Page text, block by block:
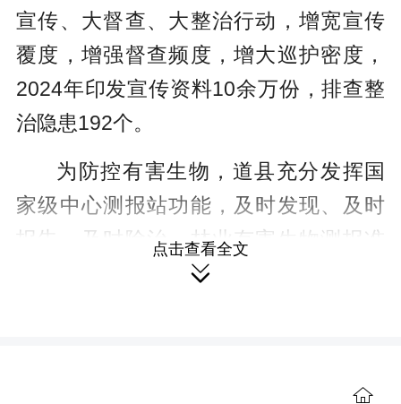
宣传、大督查、大整治行动，增宽宣传
覆度，增强督查频度，增大巡护密度，
2024年印发宣传资料10余万份，排查整
治隐患192个。
为防控有害生物，道县充分发挥国
家级中心测报站功能，及时发现、及时
报告、及时除治，林业有害生物测报准
确率95%，发生率1.2%，成灾率
点击查看全文
